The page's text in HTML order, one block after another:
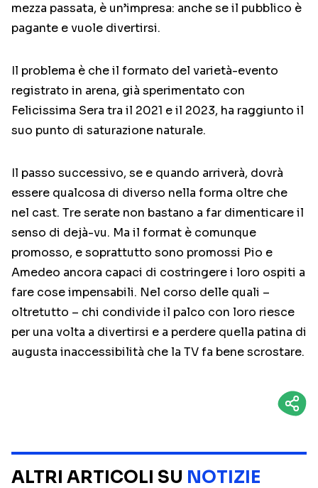
mezza passata, è un’impresa: anche se il pubblico è
pagante e vuole divertirsi.
Il problema è che il formato del varietà-evento
registrato in arena, già sperimentato con
Felicissima Sera tra il 2021 e il 2023, ha raggiunto il
suo punto di saturazione naturale.
Il passo successivo, se e quando arriverà, dovrà
essere qualcosa di diverso nella forma oltre che
nel cast. Tre serate non bastano a far dimenticare il
senso di dejà-vu. Ma il format è comunque
promosso, e soprattutto sono promossi Pio e
Amedeo ancora capaci di costringere i loro ospiti a
fare cose impensabili. Nel corso delle quali –
oltretutto – chi condivide il palco con loro riesce
per una volta a divertirsi e a perdere quella patina di
augusta inaccessibilità che la TV fa bene scrostare.
ALTRI ARTICOLI SU NOTIZIE